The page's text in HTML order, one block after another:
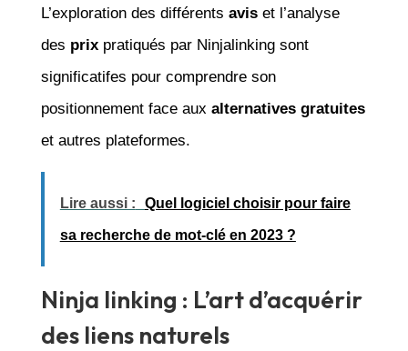
L’exploration des différents aviset l’analyse
des prixpratiqués par Ninjalinking sont
significatifes pour comprendre son
positionnement face aux alternatives gratuites
et autres plateformes.
Lire aussi : Quel logiciel choisir pour faire
sa recherche de mot-clé en 2023 ?
Ninja linking : L’art d’acquérir
des liens naturels